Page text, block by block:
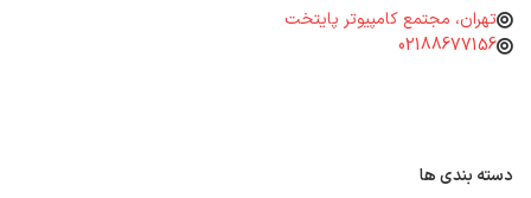
تهران، مجتمع کامپیوتر پایتخت
02188677156
دسته بندی ها